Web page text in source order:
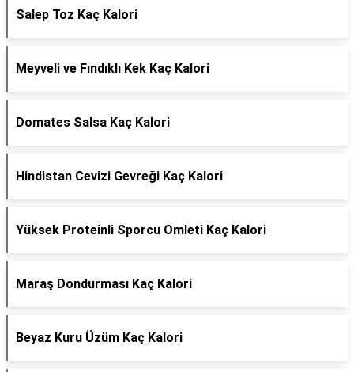
Salep Toz Kaç Kalori
Meyveli ve Fındıklı Kek Kaç Kalori
Domates Salsa Kaç Kalori
Hindistan Cevizi Gevreği Kaç Kalori
Yüksek Proteinli Sporcu Omleti Kaç Kalori
Maraş Dondurması Kaç Kalori
Beyaz Kuru Üzüm Kaç Kalori